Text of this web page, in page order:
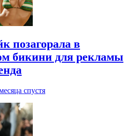
позагорала в
бикини для рекламы
спустя